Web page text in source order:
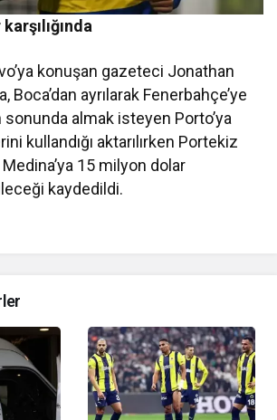
konuşan gazeteci Jonathan
Boca’dan ayrılarak Fenerbahçe’ye
almak isteyen Porto’ya
kullandığı aktarılırken Portekiz
15 milyon dolar
kaydedildi.